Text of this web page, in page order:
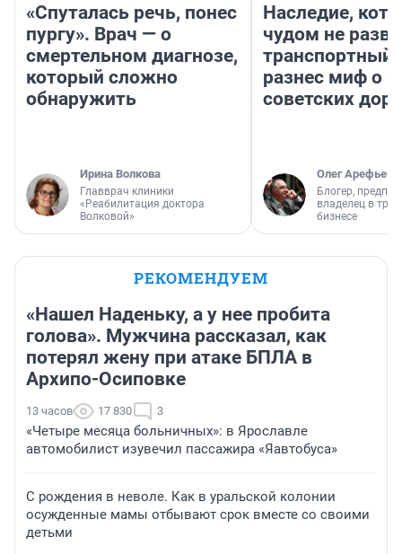
«Спуталась речь, понес
пургу». Врач — о
смертельном диагнозе,
который сложно
обнаружить
Ирина Волкова
Главврач клиники
«Реабилитация доктора
Волковой»
Наследие,
чудом не
транспортный
разнес миф о
советских
Олег Арефьев
Блогер,
владелец в
бизнесе
РЕКОМЕНДУЕМ
«Нашел Наденьку, а у нее пробита
голова». Мужчина рассказал, как
потерял жену при атаке БПЛА в
Архипо-Осиповке
13 часов 17 830 3
«Четыре месяца больничных»: в Ярославле
автомобилист изувечил пассажира «Яавтобуса»
С рождения в неволе. Как в уральской колонии
осужденные мамы отбывают срок вместе со своими
детьми